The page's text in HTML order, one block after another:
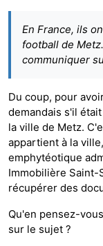
En France, ils
football de
communiquer
Du coup, pour
demandais s'il
la ville de Metz.
appartient à la
emphytéotique
Immobilière Saint-
récupérer des
Qu'en pensez-
sur le sujet ?